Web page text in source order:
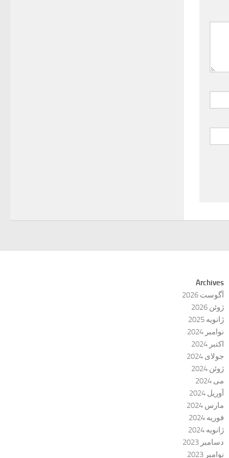
Archives
آگوست 2026
ژوئن 2026
ژانویه 2025
نوامبر 2024
اکتبر 2024
جولای 2024
ژوئن 2024
می 2024
آوریل 2024
مارس 2024
فوریه 2024
ژانویه 2024
دسامبر 2023
نوامبر 2023